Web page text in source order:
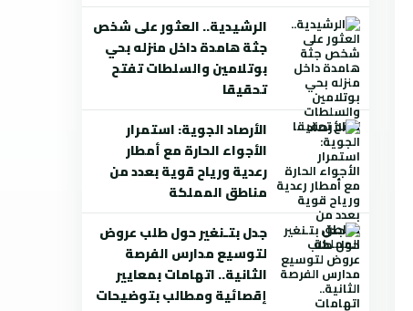
الرشيدية.. العثور على شخص
جثة هامدة داخل منزله بحي
بوتلامين والسلطات تفتح
تحقيقا
الأرصاد الجوية: استمرار
الأجواء الحارة مع أمطار
رعدية ورياح قوية بعدد من
مناطق المملكة
جدل بتـنغير حول طلب عروض
لتوسيع مدارس الفرصة
الثانية.. اتهامات بمعايير
إقصائية ومطالب بتوضيحات